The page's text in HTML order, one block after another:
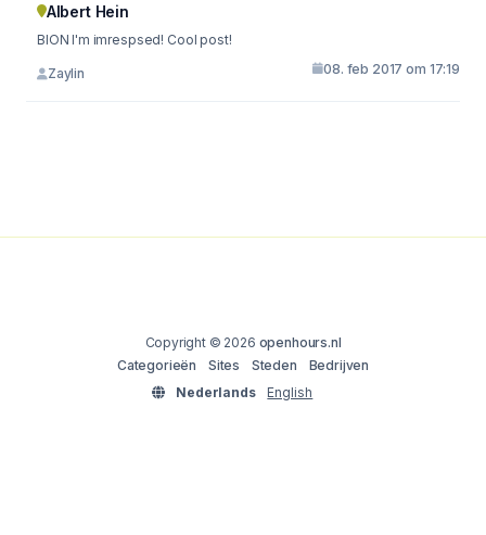
Albert Hein
BION I'm imrespsed! Cool post!
Zaylin 08. feb 2017 om 17:19
Copyright © 2026 openhours.nl
Categorieën
Sites Steden
Bedrijven
Nederlands
English